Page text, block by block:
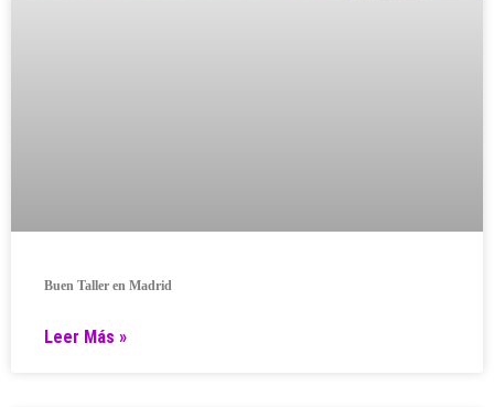
Buen Taller en Madrid
Leer Más »